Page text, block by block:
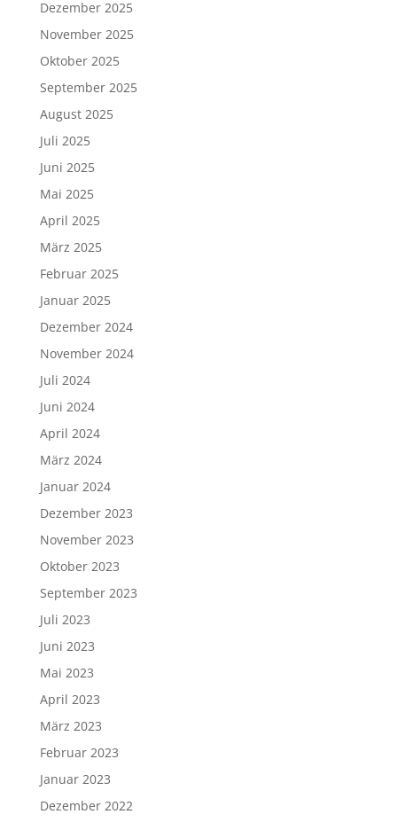
Dezember 2025
November 2025
Oktober 2025
September 2025
August 2025
Juli 2025
Juni 2025
Mai 2025
April 2025
März 2025
Februar 2025
Januar 2025
Dezember 2024
November 2024
Juli 2024
Juni 2024
April 2024
März 2024
Januar 2024
Dezember 2023
November 2023
Oktober 2023
September 2023
Juli 2023
Juni 2023
Mai 2023
April 2023
März 2023
Februar 2023
Januar 2023
Dezember 2022